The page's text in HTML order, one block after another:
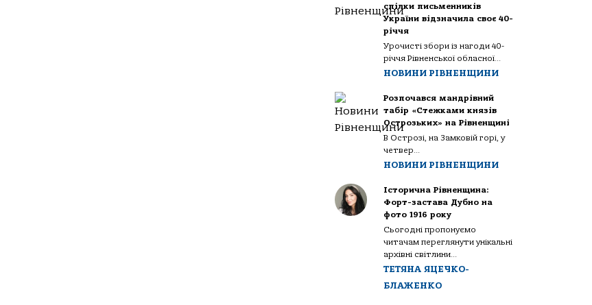
спілки письменників
України відзначила своє 40-
річчя
Урочисті збори із нагоди 40-
річчя Рівненської обласної...
НОВИНИ РІВНЕНЩИНИ
Розпочався мандрівний
табір «Стежками князів
Острозьких» на Рівненщині
В Острозі, на Замковій горі, у
четвер...
НОВИНИ РІВНЕНЩИНИ
Історична Рівненщина:
Форт-застава Дубно на
фото 1916 року
Сьогодні пропонуємо
читачам переглянути унікальні
архівні світлини...
ТЕТЯНА ЯЦЕЧКО-
БЛАЖЕНКО